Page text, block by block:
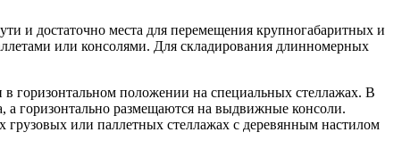
и достаточно места для перемещения крупногабаритных и
или консолями. Для складирования длинномерных
в горизонтальном положении на специальных стеллажах. В
а горизонтально размещаются на выдвижные консоли.
или паллетных стеллажах с деревянным настилом